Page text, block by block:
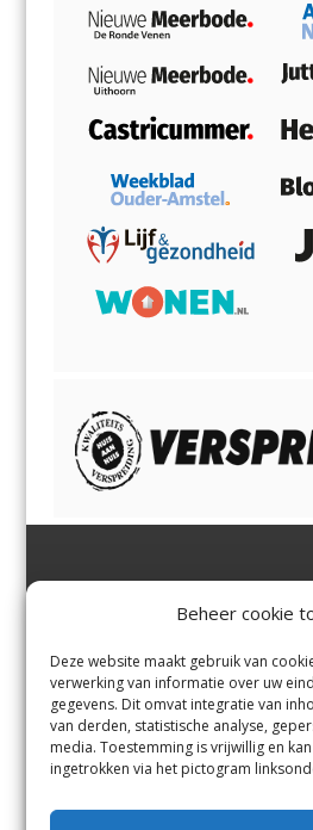
Beheer cookie
Deze website maakt gebruik van
verwerking van informatie over uw
gegevens. Dit omvat integratie van
van derden, statistische analyse,
media. Toestemming is vrijwillig en
ingetrokken via het pictogram
Margadantstraat 34
0255-533900
info@jutter.nlofinfo@hofgee
st.nl
Zuid
Contact
Andere uitgaven